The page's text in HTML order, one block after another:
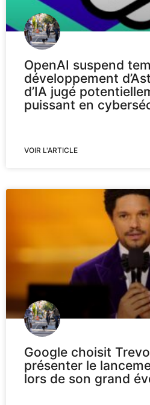
OpenAI suspend
développement
d’IA jugé
puissant en
VOIR L'ARTICLE
Google choisit
présenter le
lors de son grand